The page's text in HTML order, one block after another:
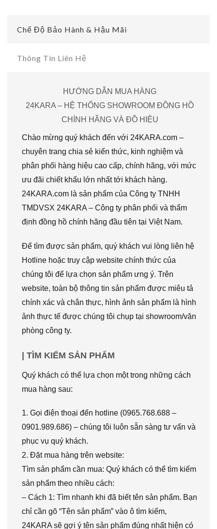
Chế Độ Bảo Hành & Hậu Mãi
Thông Tin Liên Hệ
HƯỚNG DẪN MUA HÀNG
24KARA – HỆ THỐNG SHOWROOM ĐỒNG HỒ
CHÍNH HÃNG VÀ ĐỒ HIỆU
Chào mừng quý khách đến với 24KARA.com –
chuyên trang chia sẻ kiến thức, kinh nghiệm và
phân phối hàng hiệu cao cấp, chính hãng, với mức
ưu đãi chiết khấu lớn nhất tới khách hàng.
24KARA.com là sản phẩm của Công ty TNHH
TMDVSX 24KARA – Công ty phân phối và thẩm
định đồng hồ chính hãng đầu tiên tại Việt Nam.
Để tìm được sản phẩm, quý khách vui lòng liên hệ
Hotline hoặc truy cập website chính thức của
chúng tôi để lựa chọn sản phẩm ưng ý. Trên
website, toàn bộ thông tin sản phẩm được miêu tả
chính xác và chân thực, hình ảnh sản phẩm là hình
ảnh thực tế được chúng tôi chụp tại showroom/văn
phòng công ty.
| TÌM KIẾM SẢN PHẨM
Quý khách có thể lựa chọn một trong những cách
mua hàng sau:
1. Gọi điện thoại đến hotline (0965.768.688 –
0901.989.686) – chúng tôi luôn sẵn sàng tư vấn và
phục vụ quý khách.
2. Đặt mua hàng trên website:
Tìm sản phẩm cần mua: Quý khách có thể tìm kiếm
sản phẩm theo nhiều cách:
– Cách 1: Tìm nhanh khi đã biết tên sản phẩm. Bạn
chỉ cần gõ “Tên sản phẩm” vào ô tìm kiếm,
24KARA sẽ gợi ý tên sản phẩm đúng nhất hiện có